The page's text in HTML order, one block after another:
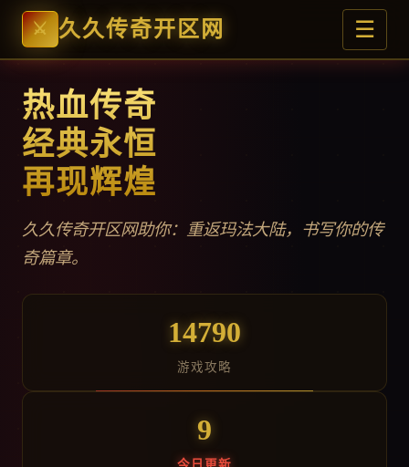
久久传奇开区网 ☰
热血传奇
经典永恒
再现辉煌
久久传奇开区网助你：重返玛法大陆，书写你的传
奇篇章。
14790
游戏攻略
9